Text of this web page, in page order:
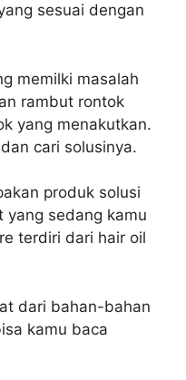
sesuai dengan
memilki masalah
rambut rontok
yang menakutkan.
cari solusinya.
produk solusi
yang sedang kamu
terdiri dari hair oil
dari bahan-bahan
kamu baca